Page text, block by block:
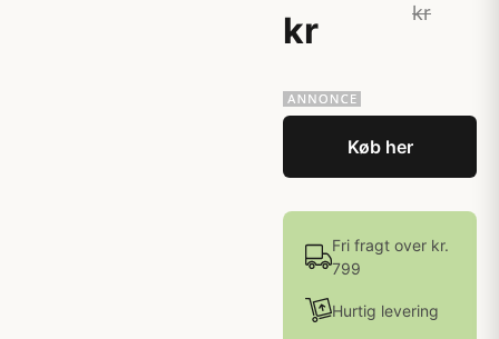
kr
kr
Køb her
Fri fragt over kr.
799
Hurtig levering